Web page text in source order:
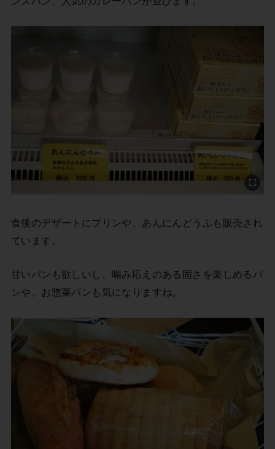
食後のデザートにプリンや、あんにんどうふも販売され
ています。
甘いパンも欲しいし、噛み応えのある固さを楽しめるパ
ンや、お惣菜パンも気になりますね。